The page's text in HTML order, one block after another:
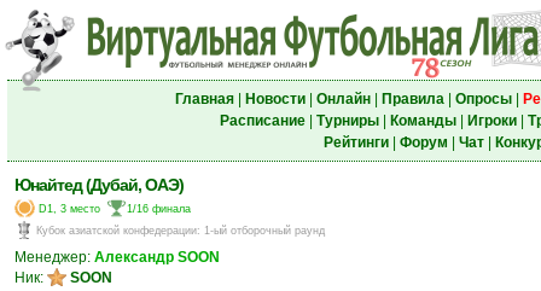
Главная| Новости| Онлайн| Правила| Опросы|
Расписание| Турниры| Команды| Игроки|
Рейтинги| Форум Чат|
Юнайтед (Дубай, ОАЭ)
D1, 3 место
1/16 финала
Кубок азиатской конфедерации: 1-ый отборочный раунд
Менеджер: Александр SOON
Ник:
SOON